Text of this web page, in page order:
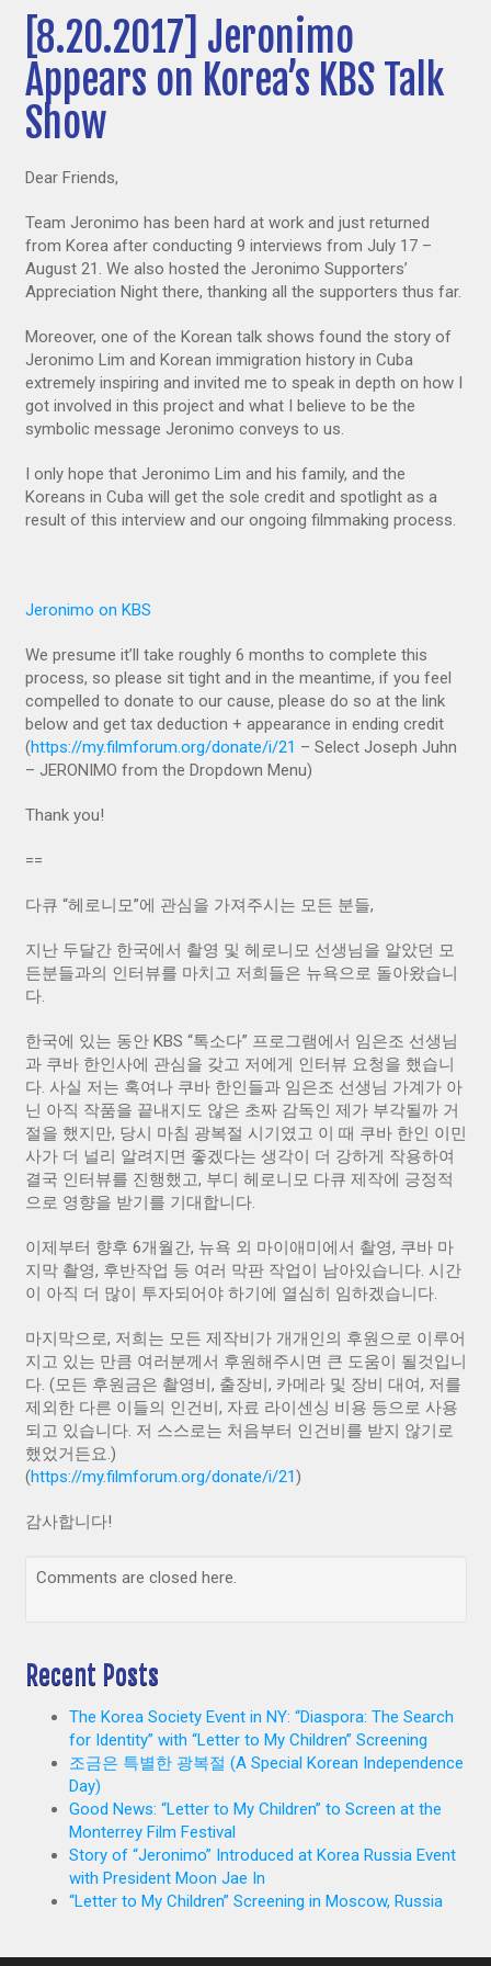
[8.20.2017] Jeronimo
Appears on Korea’s KBS Talk
Show
Dear Friends,
Team Jeronimo has been hard at work and just returned
from Korea after conducting 9 interviews from July 17 –
August 21. We also hosted the Jeronimo Supporters’
Appreciation Night there, thanking all the supporters thus far.
Moreover, one of the Korean talk shows found the story of
Jeronimo Lim and Korean immigration history in Cuba
extremely inspiring and invited me to speak in depth on how I
got involved in this project and what I believe to be the
symbolic message Jeronimo conveys to us.
I only hope that Jeronimo Lim and his family, and the
Koreans in Cuba will get the sole credit and spotlight as a
result of this interview and our ongoing filmmaking process.
Jeronimo on KBS
We presume it’ll take roughly 6 months to complete this
process, so please sit tight and in the meantime, if you feel
compelled to donate to our cause, please do so at the link
below and get tax deduction + appearance in ending credit
(https://my.filmforum.org/donate/i/21 – Select Joseph Juhn
– JERONIMO from the Dropdown Menu)
Thank you!
==
다큐 “헤로니모”에 관심을 가져주시는 모든 분들,
지난 두달간 한국에서 촬영 및 헤로니모 선생님을 알았던 모
든분들과의 인터뷰를 마치고 저희들은 뉴욕으로 돌아왔습니
다.
한국에 있는 동안 KBS “톡소다” 프로그램에서 임은조 선생님
과 쿠바 한인사에 관심을 갖고 저에게 인터뷰 요청을 했습니
다. 사실 저는 혹여나 쿠바 한인들과 임은조 선생님 가계가 아
닌 아직 작품을 끝내지도 않은 초짜 감독인 제가 부각될까 거
절을 했지만, 당시 마침 광복절 시기였고 이 때 쿠바 한인 이민
사가 더 널리 알려지면 좋겠다는 생각이 더 강하게 작용하여
결국 인터뷰를 진행했고, 부디 헤로니모 다큐 제작에 긍정적
으로 영향을 받기를 기대합니다.
이제부터 향후 6개월간, 뉴욕 외 마이애미에서 촬영, 쿠바 마
지막 촬영, 후반작업 등 여러 막판 작업이 남아있습니다. 시간
이 아직 더 많이 투자되어야 하기에 열심히 임하겠습니다.
마지막으로, 저희는 모든 제작비가 개개인의 후원으로 이루어
지고 있는 만큼 여러분께서 후원해주시면 큰 도움이 될것입니
다. (모든 후원금은 촬영비, 출장비, 카메라 및 장비 대여, 저를
제외한 다른 이들의 인건비, 자료 라이센싱 비용 등으로 사용
되고 있습니다. 저 스스로는 처음부터 인건비를 받지 않기로
했었거든요.)
(https://my.filmforum.org/donate/i/21)
감사합니다!
Comments are closed here.
Recent Posts
The Korea Society Event in NY: “Diaspora: The Search
for Identity” with “Letter to My Children” Screening
조금은 특별한 광복절 (A Special Korean Independence
Day)
Good News: “Letter to My Children” to Screen at the
Monterrey Film Festival
Story of “Jeronimo” Introduced at Korea Russia Event
with President Moon Jae In
“Letter to My Children” Screening in Moscow, Russia